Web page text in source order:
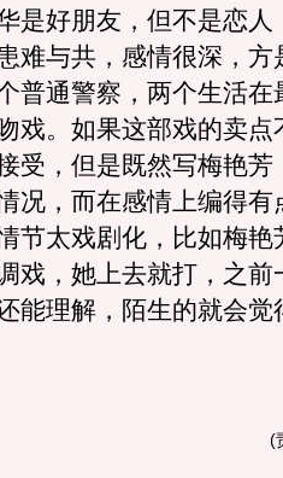
是好朋友，但不是恋人
难与共，感情很深，方
普通警察，两个生活在
戏。如果这部戏的卖点
受，但是既然写梅艳芳
况，而在感情上编得有
节太戏剧化，比如梅艳
戏，她上去就打，之前
能理解，陌生的就会觉
(